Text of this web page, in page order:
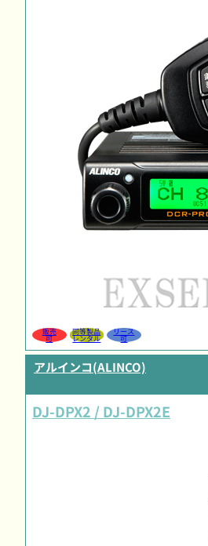
販売
可
同等製品
レンタル
リース
可
アルインコ(ALINCO)
DJ-DPX2 / DJ-DPX2E